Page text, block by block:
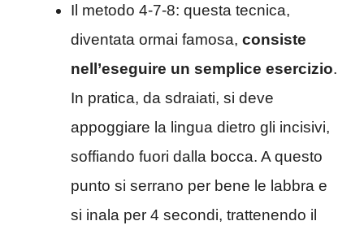
Il metodo 4-7-8: questa tecnica,
diventata ormai famosa, consiste
nell’eseguire un semplice esercizio.
In pratica, da sdraiati, si deve
appoggiare la lingua dietro gli incisivi,
soffiando fuori dalla bocca. A questo
punto si serrano per bene le labbra e
si inala per 4 secondi, trattenendo il